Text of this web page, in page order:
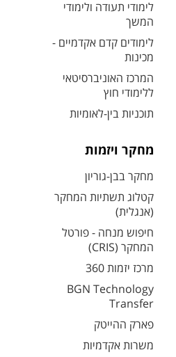
לימודי תעודה ולימודי
המשך
לימודים קדם אקדמיים -
מכינות
המרכז האוניברסיטאי
ללימודי חוץ
תוכניות בין-לאומיות
מחקר ויזמות
מחקר בבן-גוריון
קטלוג תשתיות המחקר
(אנגלית)
חיפוש מנחה - פורטל
המחקר (CRIS)
מרכז יזמות 360
BGN Technology
Transfer
פארק ההייטק
משרות אקדמיות